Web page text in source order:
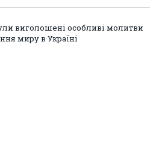
виголошені особливі молитви
миру в Україні